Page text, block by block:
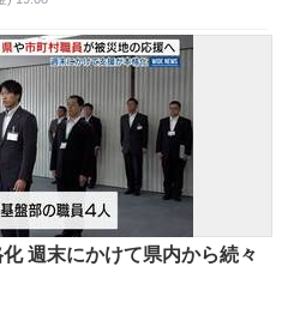
週末にかけて県内から続々